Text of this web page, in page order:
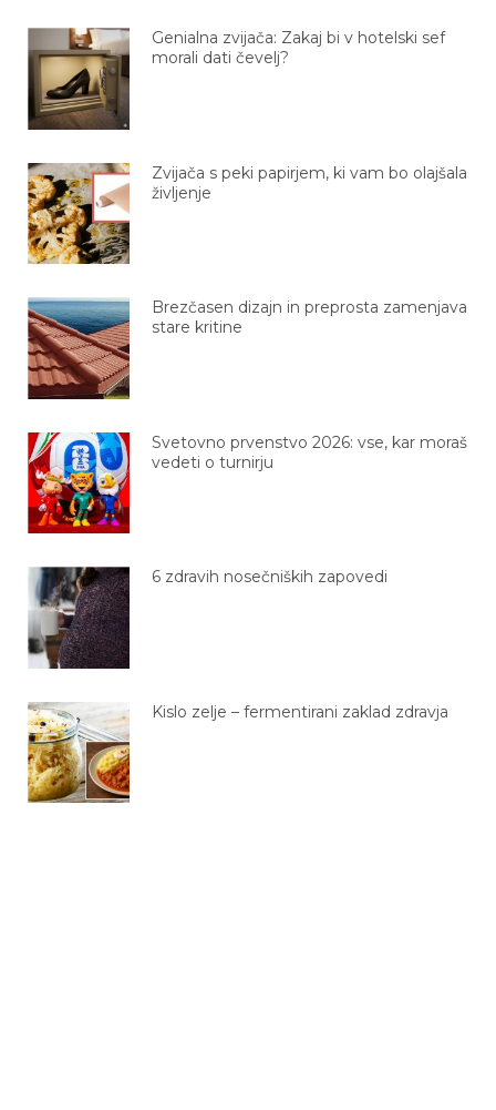
Genialna zvijača: Zakaj bi v hotelski sef
morali dati čevelj?
Zvijača s peki papirjem, ki vam bo olajšala
življenje
Brezčasen dizajn in preprosta zamenjava
stare kritine
Svetovno prvenstvo 2026: vse, kar moraš
vedeti o turnirju
6 zdravih nosečniških zapovedi
Kislo zelje – fermentirani zaklad zdravja